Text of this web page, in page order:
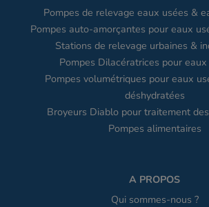
Pompes de relevage eaux usées &
Pompes auto-amorçantes pour eaux
Stations de relevage urbaines &
Pompes Dilacératrices pour
Pompes volumétriques pour eaux
déshydratées
Broyeurs Diablo pour traitement
Pompes alimentaires
A PROPOS
Qui sommes-nous ?